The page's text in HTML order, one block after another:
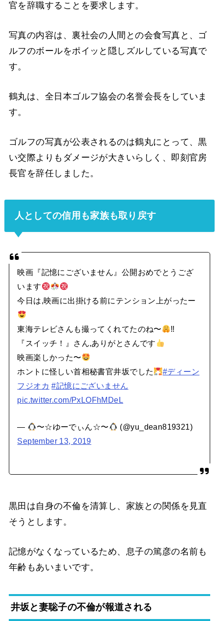
官を辞職することを要求します。
写真の内容は、裏社会の人間との会食写真と、ゴ
ルフのボールをポイッと隠しズルしている写真で
す。
鶴丸は、全日本ゴルフ協会の名誉会長をしていま
す。
ゴルフの写真が公表されるのは鶴丸にとって、黒
い交際よりもダメージが大きいらしく、即刻官房
長官を辞任しました。
人としての信用も家族も取り戻す
映画『記憶にございません』公開おめでとうござ
います
今日は,映画に出掛ける前にテンション上がったー
東海テレビさんも撮ってくれてたのね〜
‼︎
『スイッチ！』さん,ありがとさんです
映画楽しかった〜
ホントに怪しい首相秘書官井坂でした
#ディーン
フジオカ #記憶にございません
pic.twitter.com/PxLOFhMDeL
— 〜☆ゆーでぃん☆〜
(@yu_dean819321)
September 13, 2019
黒田は自身の不倫を清算し、家族との関係を見直
そうとします。
記憶がなくなっているため、息子の篤彦の名前も
年齢もあいまいです。
井坂と妻聡子の不倫が報道される